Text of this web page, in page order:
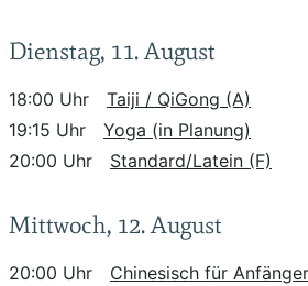
Dienstag, 11. August
18:00 Uhr
Taiji / QiGong (A)
19:15 Uhr
Yoga (in Planung)
20:00 Uhr
Standard/Latein (F)
Mittwoch, 12. August
20:00 Uhr Chinesisch für Anfänger